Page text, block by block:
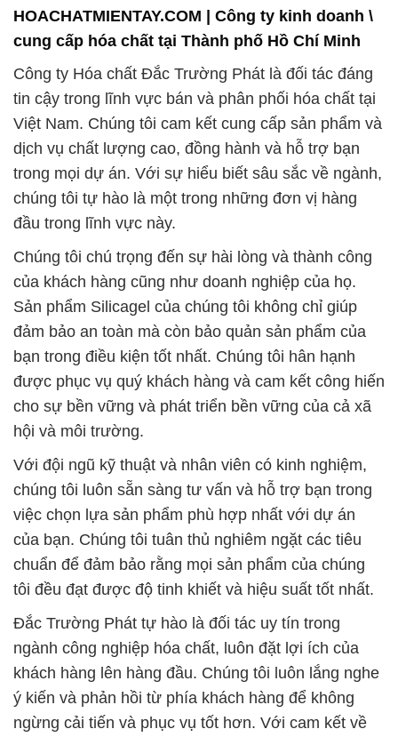
Việt Nam. Chúng tôi cam kết cung cấp sản phẩm và
dịch vụ chất lượng cao, đồng hành và hỗ trợ bạn
trong mọi dự án. Với sự hiểu biết sâu sắc về ngành,
chúng tôi tự hào là một trong những đơn vị hàng
đầu trong lĩnh vực này.
Chúng tôi chú trọng đến sự hài lòng và thành công
của khách hàng cũng như doanh nghiệp của họ.
Sản phẩm Silicagel của chúng tôi không chỉ giúp
đảm bảo an toàn mà còn bảo quản sản phẩm của
bạn trong điều kiện tốt nhất. Chúng tôi hân hạnh
được phục vụ quý khách hàng và cam kết công hiến
cho sự bền vững và phát triển bền vững của cả xã
hội và môi trường.
Với đội ngũ kỹ thuật và nhân viên có kinh nghiệm,
chúng tôi luôn sẵn sàng tư vấn và hỗ trợ bạn trong
việc chọn lựa sản phẩm phù hợp nhất với dự án
của bạn. Chúng tôi tuân thủ nghiêm ngặt các tiêu
chuẩn để đảm bảo rằng mọi sản phẩm của chúng
tôi đều đạt được độ tinh khiết và hiệu suất tốt nhất.
Đắc Trường Phát tự hào là đối tác uy tín trong
ngành công nghiệp hóa chất, luôn đặt lợi ích của
khách hàng lên hàng đầu. Chúng tôi luôn lắng nghe
ý kiến và phản hồi từ phía khách hàng để không
ngừng cải tiến và phục vụ tốt hơn. Với cam kết về
chất lượng, sự đáng tin cậy và tư duy đổi mới, Công
ty Hóa chất Đắc Trường Phát không ngừng phát
triển và đóng góp vào sự phát triển của ngành công
nghiệp hóa chất và thực phẩm tại Việt Nam.